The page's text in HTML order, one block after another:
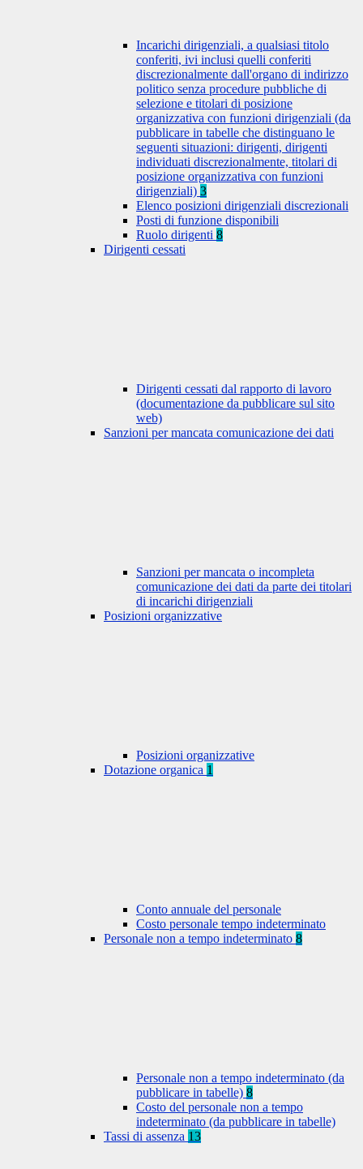
Incarichi dirigenziali, a qualsiasi titolo
conferiti, ivi inclusi quelli conferiti
discrezionalmente dall'organo di indirizzo
politico senza procedure pubbliche di
selezione e titolari di posizione
organizzativa con funzioni dirigenziali (da
pubblicare in tabelle che distinguano le
seguenti situazioni: dirigenti, dirigenti
individuati discrezionalmente, titolari di
posizione organizzativa con funzioni
dirigenziali) 3
Elenco posizioni dirigenziali discrezionali
Posti di funzione disponibili
Ruolo dirigenti 8
Dirigenti cessati
Dirigenti cessati dal rapporto di lavoro
(documentazione da pubblicare sul sito
web)
Sanzioni per mancata comunicazione dei dati
Sanzioni per mancata o incompleta
comunicazione dei dati da parte dei titolari
di incarichi dirigenziali
Posizioni organizzative
Posizioni organizzative
Dotazione organica 1
Conto annuale del personale
Costo personale tempo indeterminato
Personale non a tempo indeterminato 8
Personale non a tempo indeterminato (da
pubblicare in tabelle) 8
Costo del personale non a tempo
indeterminato (da pubblicare in tabelle)
Tassi di assenza 13